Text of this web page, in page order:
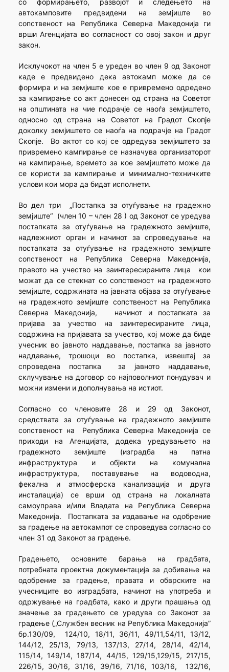
со формирањето, развојот и следењето на
автокамповите предвидени на земјиште во
сопственост на Република Северна Македонија ги
врши Агенцијата во согласност со овој закон и друг
закон.
Исклучокот на член 5 е уреден во член 9 од Законот
каде е предвидено дека автокамп може да се
формира и на земјиште кое е привремено одредено
за кампирање со акт донесен од страна на Советот
на општината на чие подрачје се наоѓа земјиштето,
односно од страна на Советот на Градот Скопје
доколку земјиштето се наоѓа на подрачје на Градот
Скопје. Во актот со кој се одредува земјиштето за
привремено кампирање се назначува организаторот
на кампирање, времето за кое земјиштето може да
се користи за кампирање и минимално-техничките
услови кои мора да бидат исполнети.
Во дел три „Постапка за отуѓување на градежно
земјиште“ (член 10 – член 28 ) од Законот се уредува
постапката за отуѓување на градежното земјиште,
надлежниот орган и начинот за спроведување на
постапката за отуѓување на градежното земјиште
сопственост на Република Северна Македонија,
правото на учество на заинтересираните лица кои
можат да се стекнат со сопственост на градежното
земјиште, содржината на јавната објава за отуѓување
на градежното земјиште сопственост на Република
Северна Македонија, начинот и постапката за
пријава за учество на заинтересираните лица,
содржина на пријавата за учество, кој може да биде
учесник во јавното наддавање, постапка за јавното
наддавање, трошоци во постапка, извештај за
спроведена постапка за јавното наддавање,
склучување на договор со најповолниот понудувач и
можни измени и дополнувања на истиот.
Согласно со членовите 28 и 29 од Законот,
средствата за отуѓување на градежното земјиште
сопственост на Република Северна Македонија се
приходи на Агенцијата, додека уредувањето на
градежното земјиште (изградба на патна
инфраструктура и објекти на комунална
инфраструктура, поставување на водоводна,
фекална и атмосферска канализација и друга
инсталација) се врши од страна на локалната
самоуправа и/или Владата на Република Северна
Македонија. Постапката за издавање на одобрение
за градење на автокампот се спроведува согласно со
член 31 од Законот за градење.
Градењето, основните барања на градбата,
потребната проектна документација за добивање на
одобрение за градење, правата и обврските на
учесниците во изградбата, начинот на употреба и
одржување на градбата, како и други прашања од
значење за градењето се уредува со Законот за
градење („Службен весник на Република Македонија”
бр.130/09, 124/10, 18/11, 36/11, 49/11,54/11, 13/12,
144/12, 25/13, 79/13, 137/13, 27/14, 28/14, 42/14,
115/14, 149/14, 187/14, 44/15, 129/15,129/15, 217/15,
226/15, 30/16, 31/16, 39/16, 71/16, 103/16, 132/16,